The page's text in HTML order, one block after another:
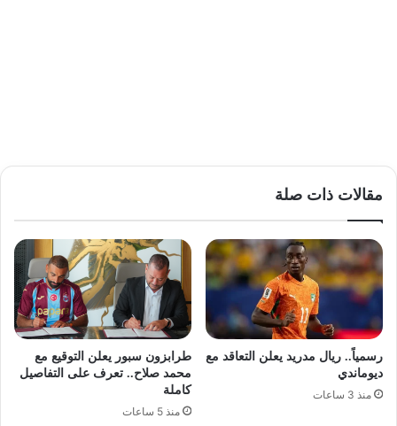
مقالات ذات صلة
رسمياً.. ريال مدريد يعلن التعاقد مع
ديوماندي
منذ 3 ساعات
طرابزون سبور يعلن التوقيع مع
محمد صلاح.. تعرف على التفاصيل
كاملة
منذ 5 ساعات